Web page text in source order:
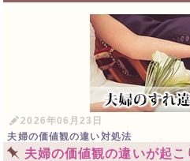
2026年06月23日
夫婦の価値観の違い対処法
夫婦の価値観の違いが起こ